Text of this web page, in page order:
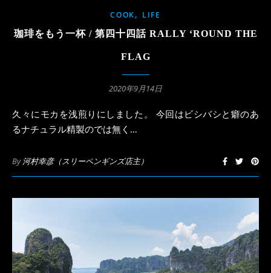
COOK, LIFE
珈琲をもう一杯 / 第四十四話 RALLY ‘ROUND THE
FLAG
2020年9月14日
久々にモカを浅煎りにしました。 今回はビシバシと癖のあ
るナチュラル精製のでは無く…
By河村幸彦（スリーペンギンズ店主）